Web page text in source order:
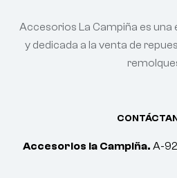
Accesorios la Campiña. A-
Accesorios La Campiña es una
y dedicada a la venta de